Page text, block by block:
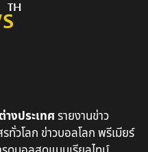
งประเทศรายงานข่าว
วโลก ข่าวบอลโลก พรีเมียร์